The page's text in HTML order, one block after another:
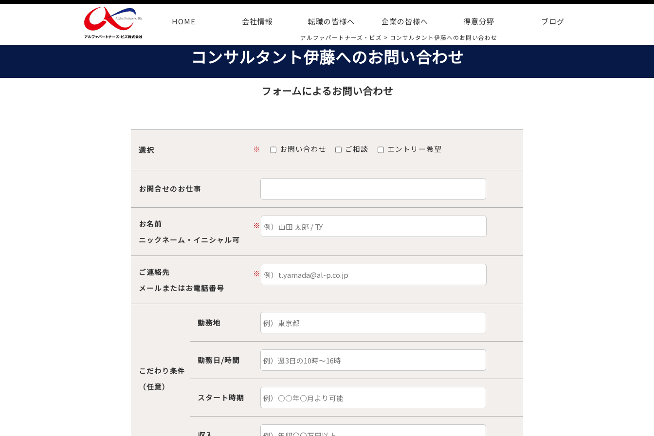
HOME 会社情報 転職の皆様へ 企業の皆様へ 得意分野 ブログ
アルファパートナーズ・ビズ > コンサルタント伊藤へのお問い合わせ
コンサルタント伊藤へのお問い合わせ
フォームによるお問い合わせ
選択 ※ お問い合わせ ご相談 エントリー希望
お問合せのお仕事
お名前
ニックネーム・イニシャル可
※
ご連絡先
メールまたはお電話番号
※
こだわり条件
（任意）
勤務地
勤務日/時間
スタート時期